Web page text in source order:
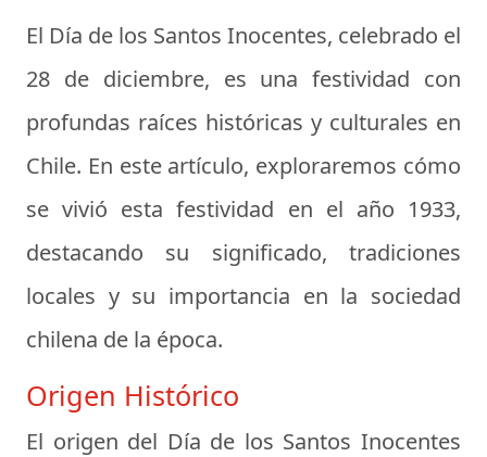
El Día de los Santos Inocentes, celebrado el
28 de diciembre, es una festividad con
profundas raíces históricas y culturales en
Chile. En este artículo, exploraremos cómo
se vivió esta festividad en el año 1933,
destacando su significado, tradiciones
locales y su importancia en la sociedad
chilena de la época.
Origen Histórico
El origen del Día de los Santos Inocentes